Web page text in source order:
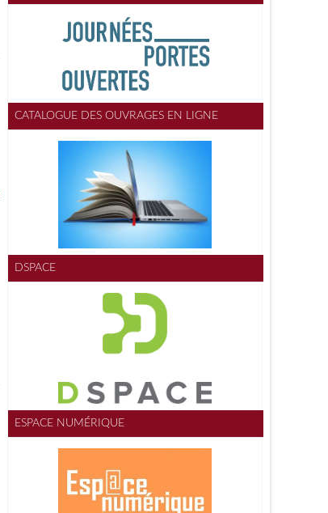
CATALOGUE DES OUVRAGES EN LIGNE
DSPACE
ESPACE NUMÉRIQUE